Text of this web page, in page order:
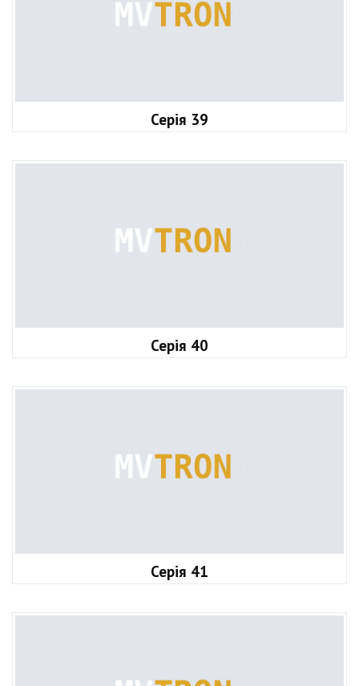
Серія 39
Серія 40
Серія 41